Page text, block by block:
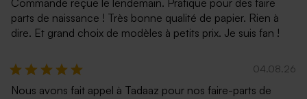
rectangulaire bleu foncé
parts de naissance ! Très bonne qualité de papier. Rien à
dire. Et grand choix de modèles à petits prix. Je suis fan !
04.08.26
Nous avons fait appel à Tadaaz pour nos faire-parts de